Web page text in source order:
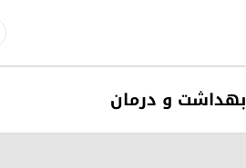
بهداشت و درمان